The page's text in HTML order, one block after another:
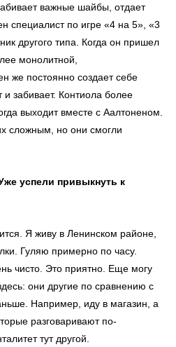
важные шайбы, отдает
специалист по игре «4 на 5», «3
другого типа. Когда он пришел
монолитной,
же постоянно создает себе
забивает. Контиола более
выходит вместе с Аалтоненом.
сложным, но они смогли
успели привыкнуть к
Я живу в Ленинском районе,
Гуляю примерно по часу.
чисто. Это приятно. Еще могу
они другие по сравнению с
Например, иду в магазин, а
разговаривают по-
тут другой.